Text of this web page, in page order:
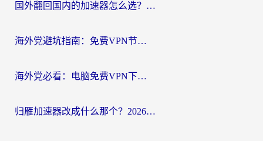
国外翻回国内的加速器怎么选？海外党亲测实用指南，告别地域限制
海外党避坑指南：免费VPN节点真的靠谱吗？教你选对回国加速器无缝访问国内资源
海外党必看：电脑免费VPN下载指南+回国加速器选择全攻略，告别地区限制
归雁加速器改成什么那个？2026海外党回国加速全攻略：告别地区限制，轻松刷剧玩游戏